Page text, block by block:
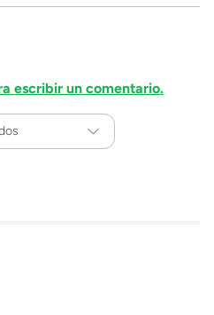
escribir un comentario.